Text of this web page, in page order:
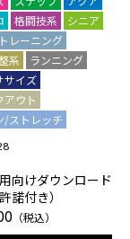
格闘技系
シニア
レーニング
系
ランニング
サイズ
アウト
/ストレッチ
向けダウンロード
諾付き）
（税込）